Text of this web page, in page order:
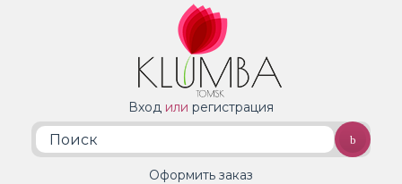
Вход или регистрация
Оформить заказ